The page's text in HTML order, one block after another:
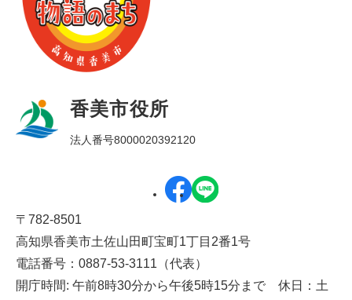
香美市役所
法人番号8000020392120
〒782-8501
高知県香美市土佐山田町宝町1丁目2番1号
電話番号：0887-53-3111（代表）
開庁時間: 午前8時30分から午後5時15分まで 休日：土